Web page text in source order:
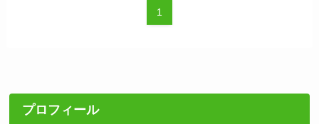
1
プロフィール